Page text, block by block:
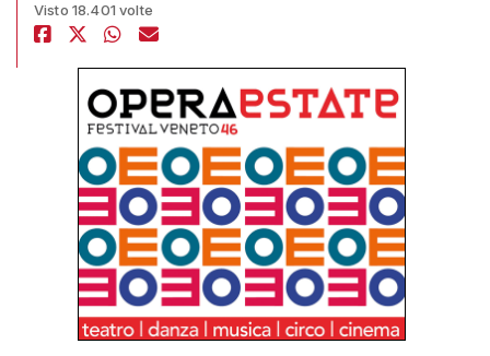
Visto 18.401 volte